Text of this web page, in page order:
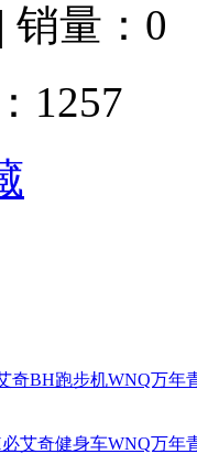
| 销量： 0
1257
奇BH跑步机WNQ万年
艾奇健身车WNQ万年